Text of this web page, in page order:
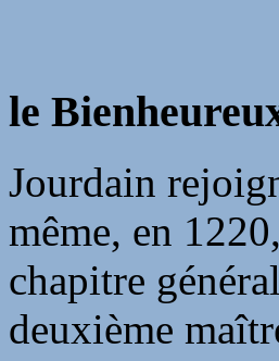
le
Jourdain
même, en
chapitre
deuxième